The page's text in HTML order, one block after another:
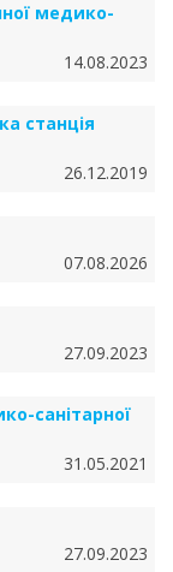
медико-
14.08.2023
станція
26.12.2019
07.08.2026
27.09.2023
санітарної
31.05.2021
27.09.2023